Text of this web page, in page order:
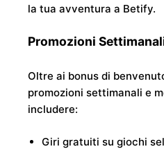
la tua avventura a Betify.
Promozioni
Oltre ai bonus di
promozioni settimanali e
includere:
Giri gratuiti su giochi